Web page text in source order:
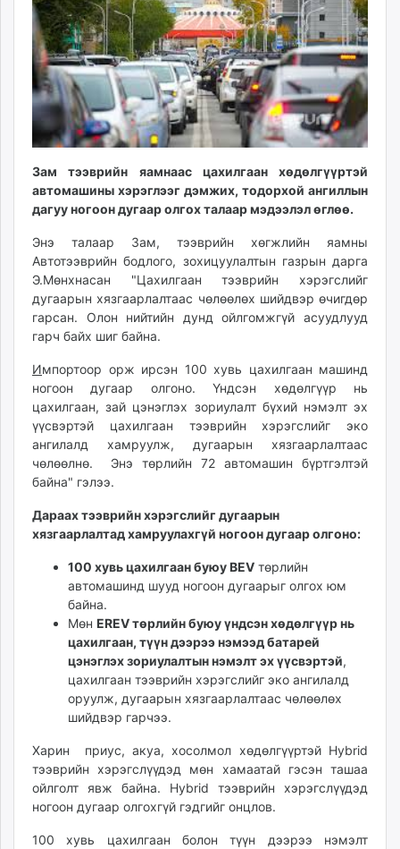
ikon.mn
mnb.mn
Livetv.mn
Eguur.mn
24tsag.mn
shuud.mn
eagle.mn
ergelt.mn
zarig.mn
today.mn
zuv.mn
mminfo.mn
ugluu.mn
urlag.mn
unen.mn
shudarga.mn
shuurhai.mn
unuudur.mn
isee.mn
mglradio.com
fact.mn
tumen.mn
times.mn
tvmongolia.mn
mass.mn
unegui.mn
assa.mn
paparazzi.mn
unread.today
Зам тээврийн яамнаас цахилгаан хөдөлгүүртэй
автомашины хэрэглээг дэмжих, тодорхой ангиллын
дагуу ногоон дугаар олгох талаар мэдээлэл өглөө.
Энэ талаар Зам, тээврийн хөгжлийн яамны
Автотээврийн бодлого, зохицуулалтын газрын дарга
Э.Мөнхнасан "Цахилгаан тээврийн хэрэгслийг
дугаарын хязгаарлалтаас чөлөөлөх шийдвэр өчигдөр
гарсан. Олон нийтийн дунд ойлгомжгүй асуудлууд
гарч байх шиг байна.
Импортоор орж ирсэн 100 хувь цахилгаан машинд
ногоон дугаар олгоно. Үндсэн хөдөлгүүр нь
цахилгаан, зай цэнэглэх зориулалт бүхий нэмэлт эх
үүсвэртэй цахилгаан тээврийн хэрэгслийг эко
ангилалд хамруулж, дугаарын хязгаарлалтаас
чөлөөлнө. Энэ төрлийн 72 автомашин бүртгэлтэй
байна" гэлээ.
Дараах тээврийн хэрэгслийг дугаарын
хязгаарлалтад хамруулахгүй ногоон дугаар олгоно:
100 хувь цахилгаан буюу BEV төрлийн
автомашинд шууд ногоон дугаарыг олгох юм
байна.
Мөн EREV төрлийн буюу үндсэн хөдөлгүүр нь
цахилгаан, түүн дээрээ нэмээд батарей
цэнэглэх зориулалтын нэмэлт эх үүсвэртэй,
цахилгаан тээврийн хэрэгслийг эко ангилалд
оруулж, дугаарын хязгаарлалтаас чөлөөлөх
шийдвэр гарчээ.
Харин приус, акуа, хосолмол хөдөлгүүртэй Hybrid
тээврийн хэрэгслүүдэд мөн хамаатай гэсэн ташаа
ойлголт явж байна. Hybrid тээврийн хэрэгслүүдэд
ногоон дугаар олгохгүй гэдгийг онцлов.
100 хувь цахилгаан болон түүн дээрээ нэмэлт